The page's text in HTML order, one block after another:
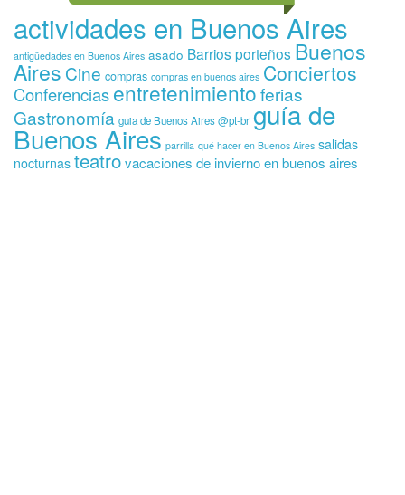
actividades en Buenos Aires
antigüedades en Buenos Aires asado Barrios porteños Buenos
Aires Cine compras compras en buenos aires Conciertos
Conferenciasentretenimientoferias
Gastronomía guia de Buenos Aires @pt-br guía de
Buenos Aires parrilla qué hacer en Buenos Aires salidas
nocturnas teatrovacaciones de invierno en buenos aires